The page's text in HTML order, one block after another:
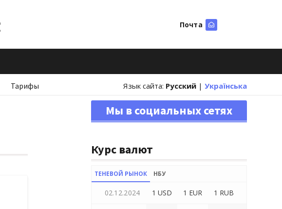
Почта
Тарифы Язык сайта: Русский | Українська
Мы в социальных сетях
Курс валют
ТЕНЕВОЙ РЫНОК НБУ
02.12.2024 1 USD 1 EUR 1 RUB